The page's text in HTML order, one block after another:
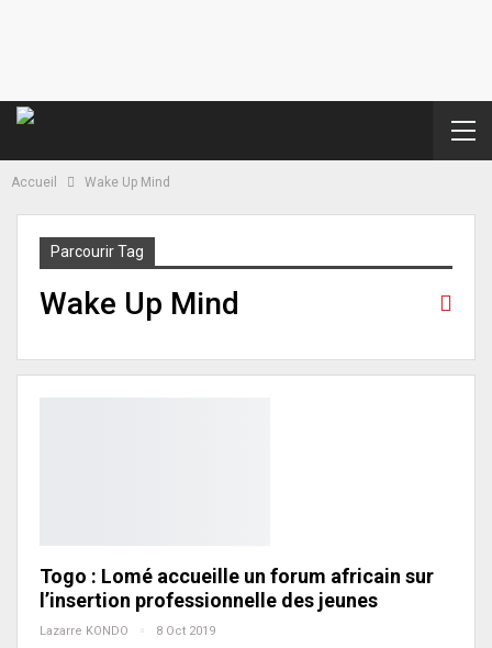
Accueil Wake Up Mind
Parcourir Tag
Wake Up Mind
Togo : Lomé accueille un forum africain sur
l’insertion professionnelle des jeunes
Lazarre KONDO 8 Oct 2019